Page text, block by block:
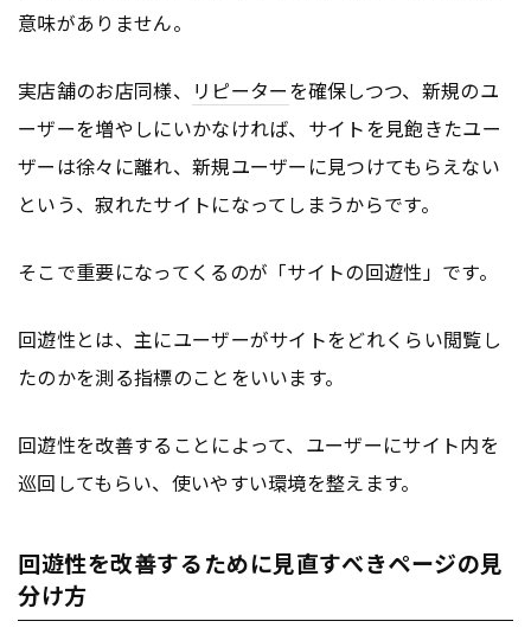
意味がありません。
実店舗のお店同様、 リピーターを確保しつつ、新規のユ
ーザーを増やしにいかなければ、サイトを見飽きたユー
ザーは徐々に離れ、新規ユーザーに見つけてもらえない
という、寂れたサイトになってしまうからです。
そこで重要になってくるのが「サイトの回遊性」です。
回遊性とは、主にユーザーがサイトをどれくらい閲覧し
たのかを測る指標のことをいいます。
回遊性を改善することによって、ユーザーにサイト内を
巡回してもらい、使いやすい環境を整えます。
回遊性を改善するために見直すべきページの見
分け方